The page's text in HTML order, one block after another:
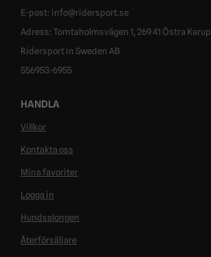
E-post: info@ridersport.se
Adress: Tomtaholmsvägen 1, 269 41 Östra Karup
Ridersport in Sweden AB
556953-6955
HANDLA
Villkor
Kontakta oss
Mina favoriter
Logga in
Hundsalongen
Återförsäljare